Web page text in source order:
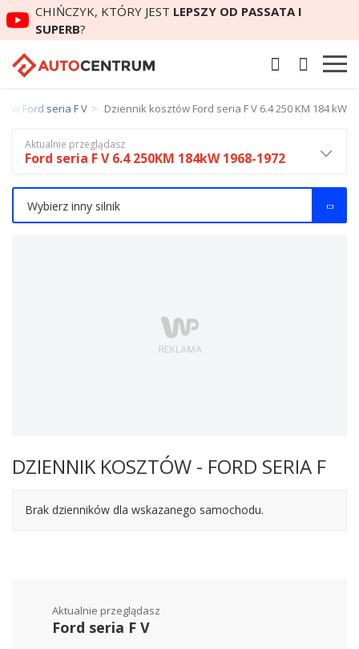
CHIŃCZYK, KTÓRY JEST LEPSZY OD PASSATA I
SUPERB?
Ford seria F V Dziennik kosztów Ford seria F V 6.4 250 KM 184 kW
DZIENNIK KOSZTÓW - FORD SERIA F
Brak dzienników dla wskazanego samochodu.
Aktualnie przeglądasz
Ford seria F V 6.4 250KM 184kW 1968-1972
Wybierz inny silnik
Aktualnie przeglądasz
Ford seria F V